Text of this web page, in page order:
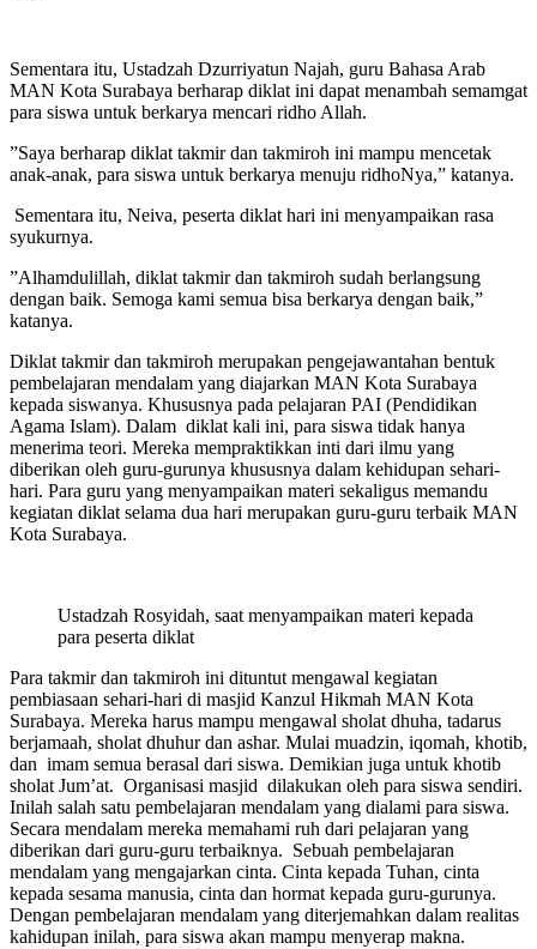
Sementara itu, Ustadzah Dzurriyatun Najah, guru Bahasa Arab
MAN Kota Surabaya berharap diklat ini dapat menambah semamgat
para siswa untuk berkarya mencari ridho Allah.
”Saya berharap diklat takmir dan takmiroh ini mampu mencetak
anak-anak, para siswa untuk berkarya menuju ridhoNya,” katanya.
Sementara itu, Neiva, peserta diklat hari ini menyampaikan rasa
syukurnya.
”Alhamdulillah, diklat takmir dan takmiroh sudah berlangsung
dengan baik. Semoga kami semua bisa berkarya dengan baik,”
katanya.
Diklat takmir dan takmiroh merupakan pengejawantahan bentuk
pembelajaran mendalam yang diajarkan MAN Kota Surabaya
kepada siswanya. Khususnya pada pelajaran PAI (Pendidikan
Agama Islam). Dalam diklat kali ini, para siswa tidak hanya
menerima teori. Mereka mempraktikkan inti dari ilmu yang
diberikan oleh guru-gurunya khususnya dalam kehidupan sehari-
hari. Para guru yang menyampaikan materi sekaligus memandu
kegiatan diklat selama dua hari merupakan guru-guru terbaik MAN
Kota Surabaya.
Ustadzah Rosyidah, saat menyampaikan materi kepada
para peserta diklat
Para takmir dan takmiroh ini dituntut mengawal kegiatan
pembiasaan sehari-hari di masjid Kanzul Hikmah MAN Kota
Surabaya. Mereka harus mampu mengawal sholat dhuha, tadarus
berjamaah, sholat dhuhur dan ashar. Mulai muadzin, iqomah, khotib,
dan imam semua berasal dari siswa. Demikian juga untuk khotib
sholat Jum’at. Organisasi masjid dilakukan oleh para siswa sendiri.
Inilah salah satu pembelajaran mendalam yang dialami para siswa.
Secara mendalam mereka memahami ruh dari pelajaran yang
diberikan dari guru-guru terbaiknya. Sebuah pembelajaran
mendalam yang mengajarkan cinta. Cinta kepada Tuhan, cinta
kepada sesama manusia, cinta dan hormat kepada guru-gurunya.
Dengan pembelajaran mendalam yang diterjemahkan dalam realitas
kahidupan inilah, para siswa akan mampu menyerap makna.